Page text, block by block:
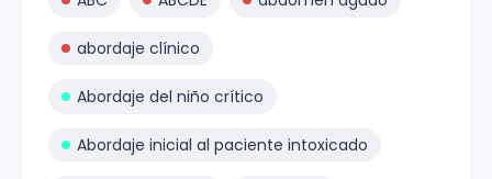
abordaje clínico
Abordaje del niño crítico
Abordaje inicial al paciente intoxicado